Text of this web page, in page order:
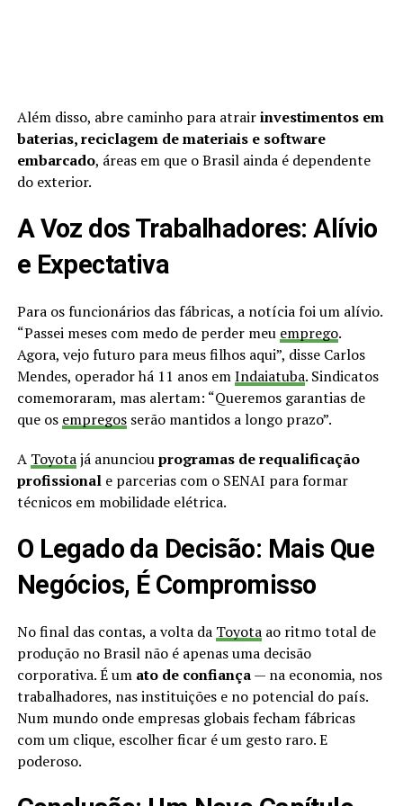
Além disso, abre caminho para atrairinvestimentos em
baterias, reciclagem de materiais e software
embarcado, áreas em que o Brasil ainda é dependente
do exterior.
A Voz dos Trabalhadores: Alívio
e Expectativa
Para os funcionários das fábricas, a notícia foi um alívio.
“Passei meses com medo de perder meu emprego.
Agora, vejo futuro para meus filhos aqui”, disse Carlos
Mendes, operador há 11 anos emIndaiatuba. Sindicatos
comemoraram, mas alertam: “Queremos garantias de
que os empregosserão mantidos a longo prazo”.
A Toyotajá anunciouprogramas de requalificação
profissionale parcerias com o SENAI para formar
técnicos em mobilidade elétrica.
O Legado da Decisão: Mais Que
Negócios, É Compromisso
No final das contas, a volta da Toyotaao ritmo total de
produção no Brasil não é apenas uma decisão
corporativa. É um ato de confiança— na economia, nos
trabalhadores, nas instituições e no potencial do país.
Num mundo onde empresas globais fecham fábricas
com um clique, escolher ficar é um gesto raro. E
poderoso.